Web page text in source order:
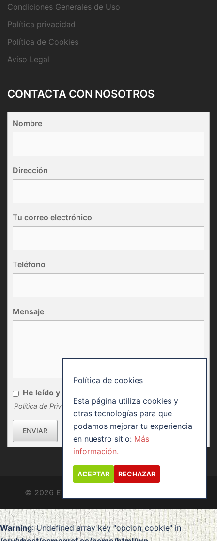
Condiciones Generales de Uso
Política privacidad
Política de Cookies
Aviso Legal
CONTACTA CON NOSOTROS
Nombre
Dirección
Tu correo electrónico
Teléfono
Mensaje
He leído y acepto
Política de Privacidad
ENVIAR
© 2026 Esmagraf. Funciona gracias a
Warning: Undefined array key "opcion_cookie" in
Política de cookies
Esta página utiliza cookies y
otras tecnologías para que
podamos mejorar tu experiencia
en nuestro sitio: Más
información.
ACEPTAR RECHAZAR